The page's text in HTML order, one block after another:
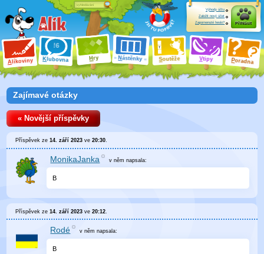
Alíkoviny Klubovna Hry Nástěnky Soutěže Vtipy Poradna
Výhody účtu
Založit nový účet
Zapomenuté heslo?
Přihlásit
Zajímavé otázky
« Novější příspěvky
Příspěvek ze14. září 2023 ve20:30.
MonikaJanka v němnapsala:
B
Příspěvek ze14. září 2023 ve20:12
Rodé v němnapsala:
B